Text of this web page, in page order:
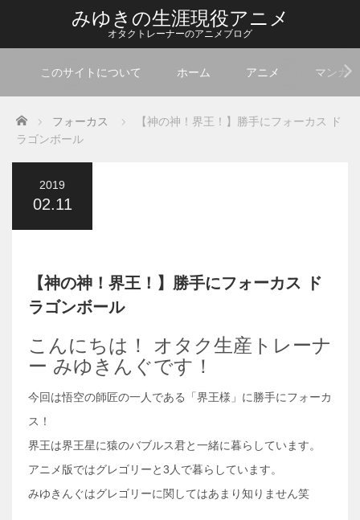
みゆきの生涯現役アニメ
オタクトレーナーのアニメブログ
このサイトについて ホーム アニメ マンガ
Home フォーカス
【神の神！界王！】勝手にフォーカス ド
ラゴンボール
2019
02.11
【神の神！界王！】勝手にフォーカス ド
ラゴンボール
こんにちは！ オタク生産トレーナ
ー みゆきんぐです！
今回は悟空の師匠の一人である「界王様」に勝手にフォーカ
ス！
界王は界王星に猿のバブルス君と一緒に暮らしています。
アニメ版ではグレゴリーと3人で暮らしています。
みゆきんぐはグレゴリーに関してはあまり知りません笑